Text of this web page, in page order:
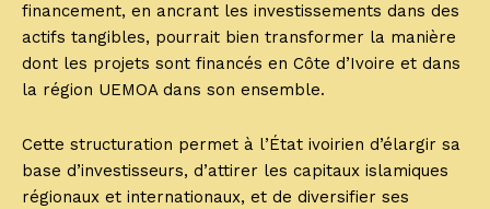
financement, en ancrant les investissements dans des
actifs tangibles, pourrait bien transformer la manière
dont les projets sont financés en Côte d’Ivoire et dans
la région UEMOA dans son ensemble.
Cette structuration permet à l’État ivoirien d’élargir sa
base d’investisseurs, d’attirer les capitaux islamiques
régionaux et internationaux, et de diversifier ses